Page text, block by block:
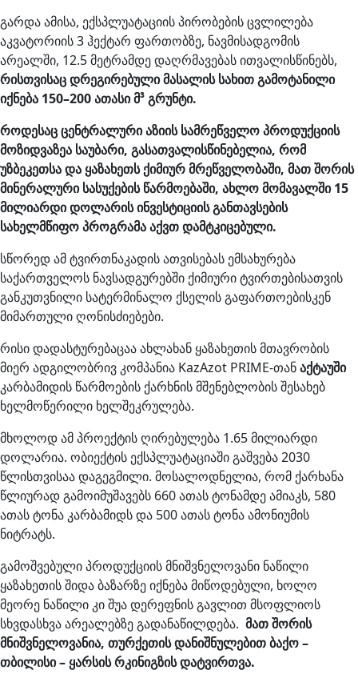
გარდა ამისა, ექსპლუატაციის პირობების ცვლილება
აკვატორიის 3 ჰექტარ ფართობზე, ნავმისადგომის
არეალში, 12.5 მეტრამდე დაღრმავებას ითვალისწინებს,
რისთვისაც დრეგირებული მასალის სახით გამოტანილი
იქნება 150–200 ათასი მ³ გრუნტი.
როდესაც ცენტრალური აზიის სამრეწველო პროდუქციის
მოზიდვაზეა საუბარი, გასათვალისწინებელია, რომ
უზბეკეთსა და ყაზახეთს ქიმიურ მრეწველობაში, მათ შორის
მინერალური სასუქების წარმოებაში, ახლო მომავალში 15
მილიარდი დოლარის ინვესტიციის განთავსების
სახელმწიფო პროგრამა აქვთ დამტკიცებული.
სწორედ ამ ტვირთნაკადის ათვისებას ემსახურება
საქართველოს ნავსადგურებში ქიმიური ტვირთებისათვის
განკუთვნილი სატერმინალო ქსელის გაფართოებისკენ
მიმართული ღონისძიებები.
რისი დადასტურებაცაა ახლახან ყაზახეთის მთავრობის
მიერ ადგილობრივ კომპანია KazAzot PRIME-თანაქტაუში
კარბამიდის წარმოების ქარხნის მშენებლობის შესახებ
ხელმოწერილი ხელშეკრულება.
მხოლოდ ამ პროექტის ღირებულება 1.65 მილიარდი
დოლარია. ობიექტის ექსპლუატაციაში გაშვება 2030
წლისთვისაა დაგეგმილი. მოსალოდნელია, რომ ქარხანა
წლიურად გამოიმუშავებს 660 ათას ტონამდე ამიაკს, 580
ათას ტონა კარბამიდს და 500 ათას ტონა ამონიუმის
ნიტრატს.
გამოშვებული პროდუქციის მნიშვნელოვანი ნაწილი
ყაზახეთის შიდა ბაზარზე იქნება მიწოდებული, ხოლო
მეორე ნაწილი კი შუა დერეფნის გავლით მსოფლიოს
სხვდასხვა არეალებზე გადანაწილდება. მათ შორის
მნიშვნელოვანია, თურქეთის დანიშნულებით ბაქო –
თბილისი – ყარსის რკინიგზის დატვირთვა.